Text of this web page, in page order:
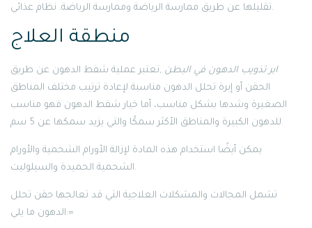
تقليلها عن طريق ممارسة الرياضة وممارسة الرياضة. نظام عذائي.
منطقة العلاج
ابر تذويب الدهون في البطن ,تعتبر عملية شفط الدهون عن طريق
الحقن أو إبرة تحلل الدهون مناسبة لإعادة ترتيب مختلف المناطق
الصغيرة وشدها بشكل مناسب، أما خيار شفط الدهون فهو مناسب
للدهون الكبيرة والمناطق الأكثر سمكًا والتي يزيد سمكها عن 5 سم.
يمكن أيضًا استخدام هذه المادة لإزالة الأورام الشحمية والأورام
الشحمية الحميدة والسيلوليت.
تشمل المجالات والمشكلات العلاجية التي قد تعالجها حقن تحلل
الدهون ما يلي:=